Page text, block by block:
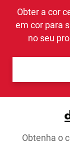
Obter a cor
em cor para
no seu
Obtenha o